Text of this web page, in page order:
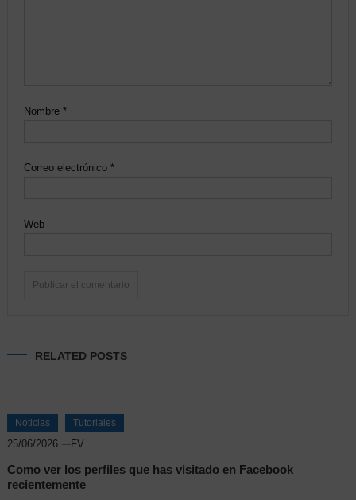
Nombre *
Correo electrónico *
Web
RELATED POSTS
Noticias Tutoriales
25/06/2026 FV
​Como ver los perfiles que has visitado en Facebook
recientemente